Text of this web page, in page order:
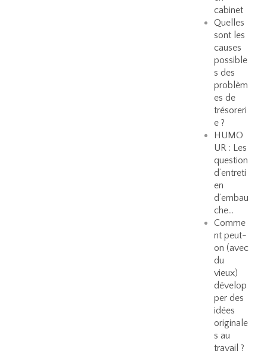
cabinet
Quelles
sont les
causes
possible
s des
problèm
es de
trésoreri
e ?
HUMO
UR : Les
question
d’entreti
en
d’embau
che…
Comme
nt peut-
on (avec
du
vieux)
dévelop
per des
idées
originale
s au
travail ?